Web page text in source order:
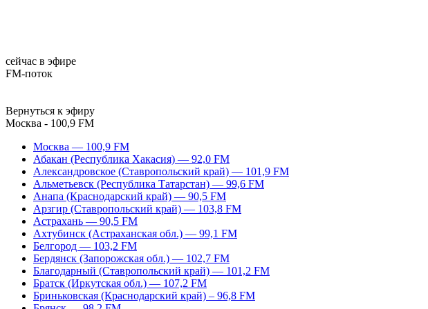
сейчас в эфире
FM-поток
Вернуться к эфиру
Москва - 100,9 FM
Москва — 100,9 FM
Абакан (Республика Хакасия) — 92,0 FM
Александровское (Ставропольский край) — 101,9 FM
Альметьевск (Республика Татарстан) — 99,6 FM
Анапа (Краснодарский край) — 90,5 FM
Арзгир (Ставропольский край) — 103,8 FM
Астрахань — 90,5 FM
Ахтубинск (Астраханская обл.) — 99,1 FM
Белгород — 103,2 FM
Бердянск (Запорожская обл.) — 102,7 FM
Благодарный (Ставропольский край) — 101,2 FM
Братск (Иркутская обл.) — 107,2 FM
Бриньковская (Краснодарский край) – 96,8 FM